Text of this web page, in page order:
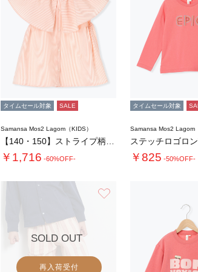
タイムセール対象 SALE
Samansa Mos2 Lagom（KIDS）
￥1,716 -60%OFF-
タイムセール対象
Samansa Mos2 Lagom
ステッチロゴロ
￥825 -50%OFF-
SOLD OUT
再入荷受付